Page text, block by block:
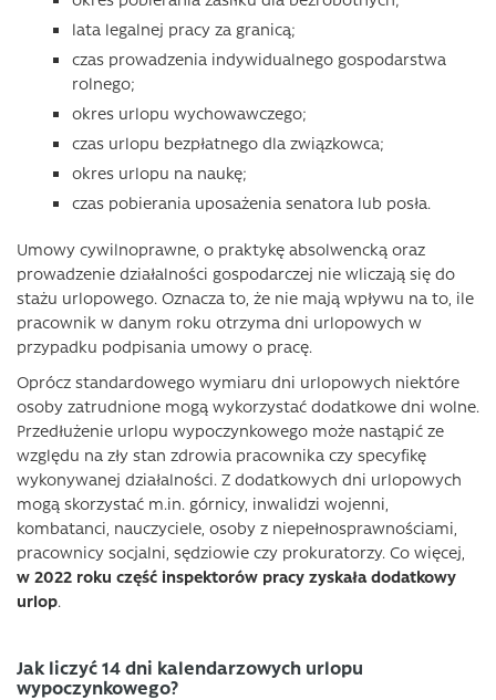
lata legalnej pracy za granicą;
czas prowadzenia indywidualnego gospodarstwa
rolnego;
okres urlopu wychowawczego;
czas urlopu bezpłatnego dla związkowca;
okres urlopu na naukę;
czas pobierania uposażenia senatora lub posła.
Umowy cywilnoprawne, o praktykę absolwencką oraz
prowadzenie działalności gospodarczej nie wliczają się do
stażu urlopowego. Oznacza to, że nie mają wpływu na to, ile
pracownik w danym roku otrzyma dni urlopowych w
przypadku podpisania umowy o pracę.
Oprócz standardowego wymiaru dni urlopowych niektóre
osoby zatrudnione mogą wykorzystać dodatkowe dni wolne.
Przedłużenie urlopu wypoczynkowego może nastąpić ze
względu na zły stan zdrowia pracownika czy specyfikę
wykonywanej działalności. Z dodatkowych dni urlopowych
mogą skorzystać m.in. górnicy, inwalidzi wojenni,
kombatanci, nauczyciele, osoby z niepełnosprawnościami,
pracownicy socjalni, sędziowie czy prokuratorzy. Co więcej,
w 2022 roku część inspektorów pracy zyskała dodatkowy
urlop.
Jak liczyć 14 dni kalendarzowych urlopu
wypoczynkowego?